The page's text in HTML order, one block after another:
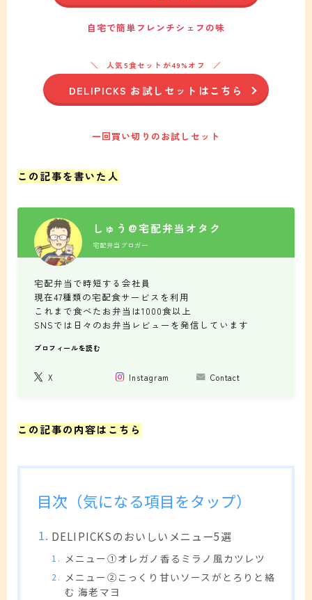
自宅で簡単フレンチシェフの味
人気5食セットが49%オフ
DELIPICKS お試しセットはこちら
一回買い切りのお試しセット
この記事を書いた人
しゅう@宅配弁当オタク
宅配弁当ブロガー
宅配弁当で時短する会社員
現在47種類の宅配食サービスを利用
これまで食べたお弁当は1000食以上
SNSでは日々のお弁当レビューを発信しています
プロフィールを読む
X Instagram Contact
この記事の内容はこちら
目次（気になる項目をタップ）
DELIPICKSのおいしいメニュー5選
メニュー①オレガノ香るミラノ風カツレツ
メニュー②こっくり甘いソースがとろりと絡
む 海老マヨ